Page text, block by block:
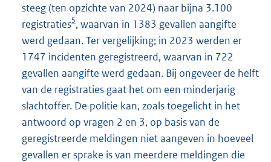
steeg (ten opzichte van 2024) naar bijna 3.100
registraties5, waarvan in 1383 gevallen aangifte
werd gedaan. Ter vergelijking; in 2023 werden er
1747 incidenten geregistreerd, waarvan in 722
gevallen aangifte werd gedaan. Bij ongeveer de helft
van de registraties gaat het om een minderjarig
slachtoffer. De politie kan, zoals toegelicht in het
antwoord op vragen 2 en 3, op basis van de
geregistreerde meldingen niet aangeven in hoeveel
gevallen er sprake is van meerdere meldingen die